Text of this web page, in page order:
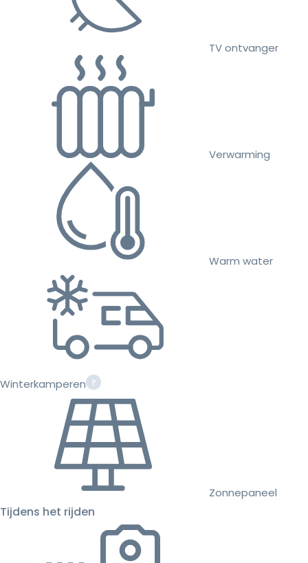
TV ontvanger
Verwarming
Warm water
Winterkamperen
Zonnepaneel
Tijdens het rijden